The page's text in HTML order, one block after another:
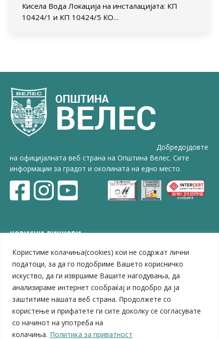
Користиме колачиња(cookies) кои не содржат лични
податоци, за да го подобриме Вашето корисничко
искуство, да ги извршиме Вашите нагодувања, да
анализираме интернет сообраќај и подобро да ја
заштитиме нашата веб страна. Продолжете со
користење и прифатете ги сите доколку се согласувате
со начинот на употреба на
колачиња. Политика за приватност
Кисела Вода Локација на инсталацијата: КП
10424/1 и КП 10424/5 КО…
Добредојдовте
на официјалната веб страна на Општина Велес. Сите
информации за градот и околината на едно место.
КОРИСНИ ЛИНКОВИ
ЗЕЛС – Заедница на единиците на локална самоуправа
Центар за развој на Вардарски плански регион
Јавно комунално претпријатие „Дервен“
ЈПССО „Парк – спорт и паркинзи“
ЛБ „Гоце Делчев“
ЛУ „Народен Музеј“
Влада на Република Северна Македонија
Собрание на Република Северна Македонија